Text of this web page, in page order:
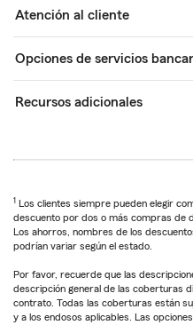
Atención al cliente
Opciones de servicios
Recursos adicionales
1 Los clientes siempre pueden elegir
descuento por dos o más compras de
Los ahorros, nombres de los
podrían variar según el estado.
Por favor, recuerde que las
descripción general de las coberturas
contrato. Todas las coberturas están
y a los endosos aplicables. Las